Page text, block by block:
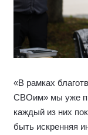
«В рамках
СВОим» мы уже
каждый из них
быть искренняя